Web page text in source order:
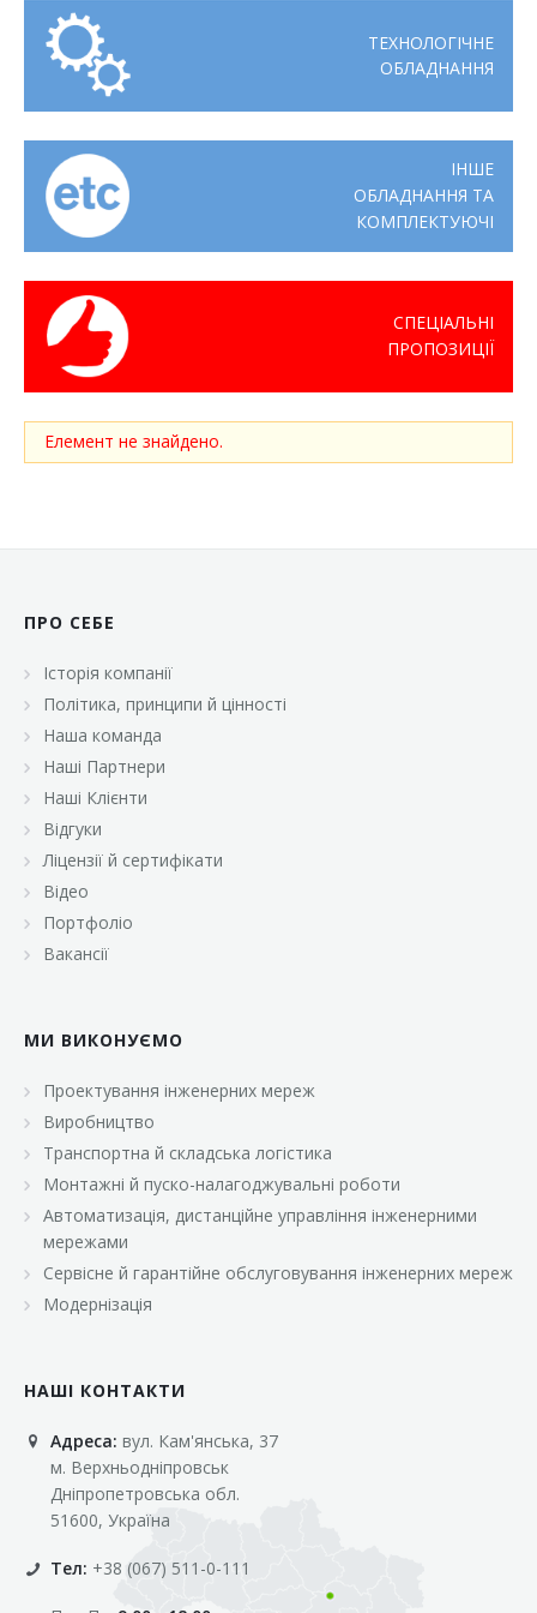
ТЕХНОЛОГІЧНЕ
ОБЛАДНАННЯ
ІНШЕ
ОБЛАДНАННЯ ТА
КОМПЛЕКТУЮЧІ
СПЕЦІАЛЬНІ
ПРОПОЗИЦІЇ
Елемент не знайдено.
ПРО СЕБЕ
Історія компанії
Політика, принципи й цінності
Наша команда
Наші Партнери
Наші Клієнти
Відгуки
Ліцензії й сертифікати
Відео
Портфоліо
Вакансії
МИ ВИКОНУЄМО
Проектування інженерних мереж
Виробництво
Транспортна й складська логістика
Монтажні й пуско-налагоджувальні роботи
Автоматизація, дистанційне управління інженерними
мережами
Сервісне й гарантійне обслуговування інженерних мереж
Модернізація
НАШІ КОНТАКТИ
Адреса: вул. Кам'янська, 37
м. Верхньодніпровськ
Дніпропетровська обл.
51600, Україна
Тел: +38 (067) 511-0-111